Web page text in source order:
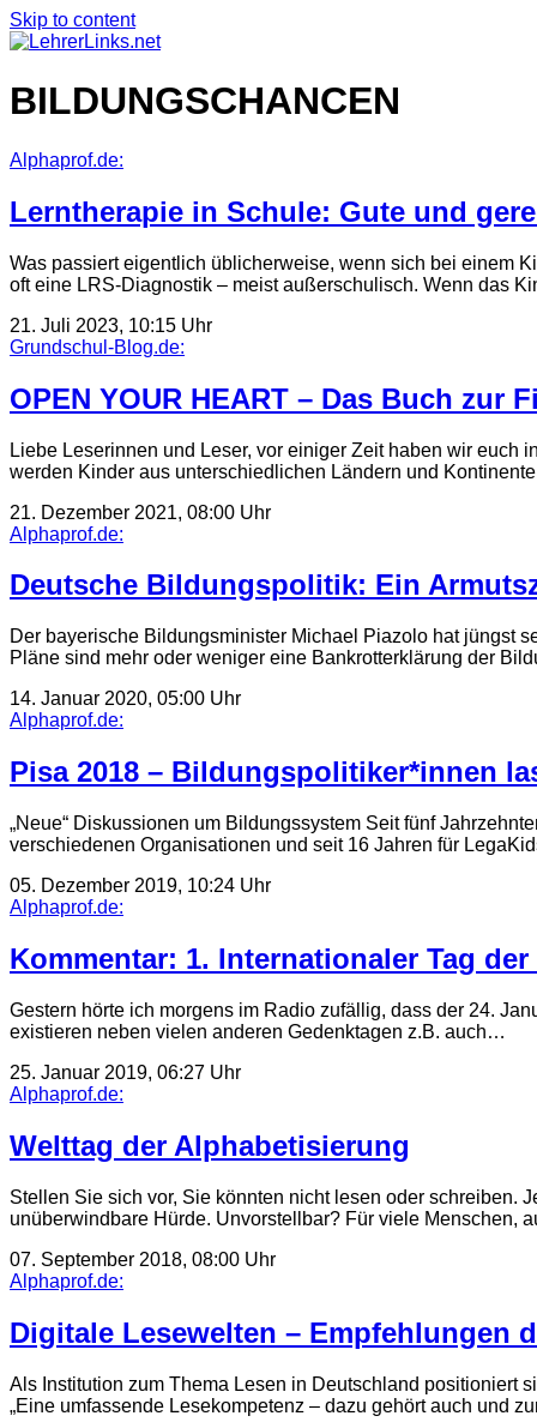
Skip to content
BILDUNGSCHANCEN
Alphaprof.de:
Lerntherapie in Schule: Gute und
Was passiert eigentlich üblicherweise, wenn sich bei einem
oft eine LRS-Diagnostik – meist außerschulisch. Wenn das
21. Juli 2023, 10:15 Uhr
Grundschul-Blog.de:
OPEN YOUR HEART – Das Buch zur
Liebe Leserinnen und Leser, vor einiger Zeit haben wir
werden Kinder aus unterschiedlichen Ländern und
21. Dezember 2021, 08:00 Uhr
Alphaprof.de:
Deutsche Bildungspolitik: Ein
Der bayerische Bildungsminister Michael Piazolo hat jüngst
Pläne sind mehr oder weniger eine Bankrotterklärung der
14. Januar 2020, 05:00 Uhr
Alphaprof.de:
Pisa 2018 – Bildungspolitiker*innen
„Neue“ Diskussionen um Bildungssystem Seit fünf
verschiedenen Organisationen und seit 16 Jahren für
05. Dezember 2019, 10:24 Uhr
Alphaprof.de:
Kommentar: 1. Internationaler Tag
Gestern hörte ich morgens im Radio zufällig, dass der 24.
existieren neben vielen anderen Gedenktagen z.B. auch…
25. Januar 2019, 06:27 Uhr
Alphaprof.de:
Welttag der Alphabetisierung
Stellen Sie sich vor, Sie könnten nicht lesen oder schreiben.
unüberwindbare Hürde. Unvorstellbar? Für viele Menschen,
07. September 2018, 08:00 Uhr
Alphaprof.de:
Digitale Lesewelten – Empfehlungen
Als Institution zum Thema Lesen in Deutschland positioniert
„Eine umfassende Lesekompetenz – dazu gehört auch und